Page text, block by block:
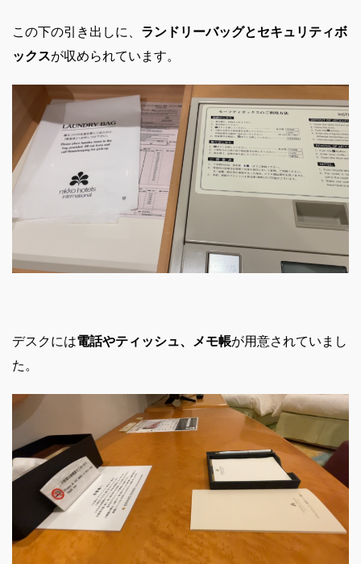
この下の引き出しに、 ランドリーバッグとセキュリティボ
ックスが収められています。
デスクには電話やティッシュ、メモ帳が用意されていまし
た。